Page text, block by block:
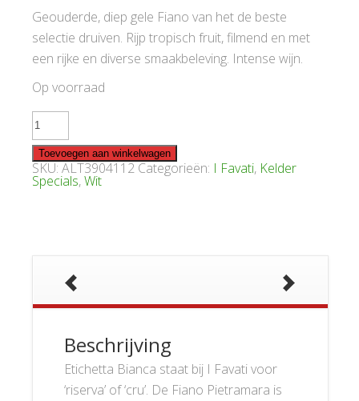
Geouderde, diep gele Fiano van het de beste
selectie druiven. Rijp tropisch fruit, filmend en met
een rijke en diverse smaakbeleving. Intense wijn.
Op voorraad
Favati
Fiano
di
Avellino
Etichetta
Bianca
2012
Toevoegen aan winkelwagen
SKU: ALT3904112 Categorieën: I Favati, Kelder
Specials,Wit
Beschrijving
Etichetta Bianca staat bij I Favati voor
‘riserva’ of ‘cru’. De Fiano Pietramara is